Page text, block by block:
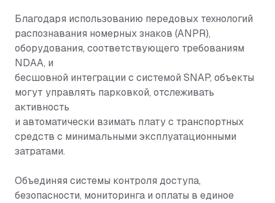
Благодаря использованию передовых технологий
распознавания номерных знаков (ANPR),
оборудования, соответствующего требованиям
NDAA, и
бесшовной интеграции с системой SNAP, объекты
могут управлять парковкой, отслеживать
активность
и автоматически взимать плату с транспортных
средств с минимальными эксплуатационными
затратами.
Объединяя системы контроля доступа,
безопасности, мониторинга и оплаты в единое